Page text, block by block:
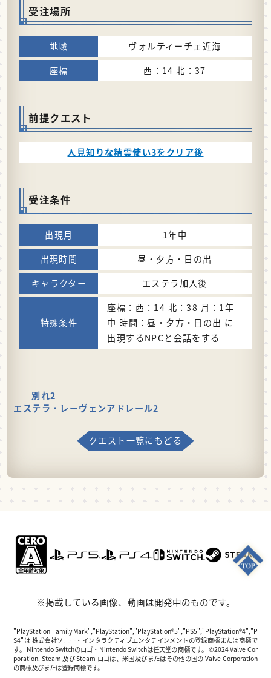
受注場所
ヴォルティーチェ近海
西：14 北：37
前提クエスト
人見知りな精霊使い3をクリア後
受注条件
1年中
昼・夕方・日の出
エステラ加入後
座標：西：14 北：38 月：1年
中 時間：昼・夕方・日の出 に
出現するNPCと会話をする
別れ2
エステラ・レーヴェンアドレール2
クエスト一覧にもどる
※掲載している画像、動画は開発中のものです。
"PlayStation Family Mark","PlayStation","PlayStation®5","PS5","PlayStation®4","P
S4"は 株式会社ソニー・インタラクティブエンタテインメントの登録商標または商標で
す。 Nintendo Switchのロゴ・Nintendo Switchは任天堂の商標です。 ©2024 Valve Cor
poration. Steam 及び Steam ロゴは、米国及びまたはその他の国の Valve Corporation
の商標及びまたは登録商標です。